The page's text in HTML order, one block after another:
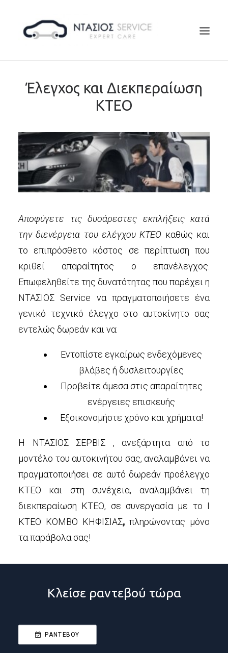
ΑΡΧΙΚΗ
ΕΠΙΚΟΙΝΩΝΙΑ
SEARCH
Έλεγχος και Διεκπεραίωση
ΚΤΕΟ
Αποφύγετε τις δυσάρεστες εκπλήξεις κατά
την διενέργεια του ελέγχου ΚΤΕΟ καθώς και
το επιπρόσθετο κόστος σε περίπτωση που
κριθεί απαραίτητος ο επανέλεγχος.
Επωφεληθείτε της δυνατότητας που παρέχει η
ΝΤΑΣΙΟΣ Service να πραγματοποιήσετε ένα
γενικό τεχνικό έλεγχο στο αυτοκίνητο σας
εντελώς δωρεάν και να:
Εντοπίστε εγκαίρως ενδεχόμενες
βλάβες ή δυσλειτουργίες
Προβείτε άμεσα στις απαραίτητες
ενέργειες επισκευής
Εξοικονομήστε χρόνο και χρήματα!
Η ΝΤΑΣΙΟΣ ΣΕΡΒΙΣ , ανεξάρτητα από το
μοντέλο του αυτοκινήτου σας, αναλαμβάνει να
πραγματοποιήσει σε αυτό δωρεάν προέλεγχο
ΚΤΕΟ και στη συνέχεια, αναλαμβάνει τη
διεκπεραίωση ΚΤΕΟ, σε συνεργασία με το Ι
ΚΤΕΟ ΚΟΜΒΟ ΚΗΦΙΣΙΑΣ, πληρώνοντας μόνο
τα παράβολα σας!
Κλείσε ραντεβού τώρα
ΡΑΝΤΕΒΟΥ